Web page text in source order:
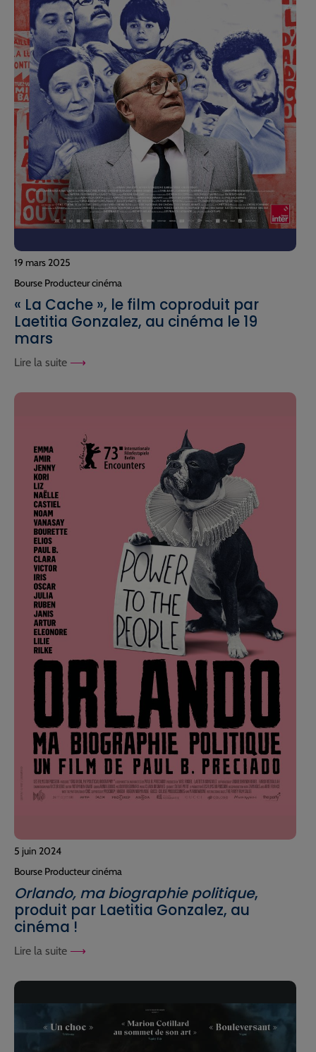
19 mars 2025
Bourse Producteur cinéma
« La Cache », le film coproduit par
Laetitia Gonzalez, au cinéma le 19
mars
Lire la suite
5 juin 2024
Bourse Producteur cinéma
Orlando, ma biographie politique,
produit par Laetitia Gonzalez, au
cinéma !
Lire la suite